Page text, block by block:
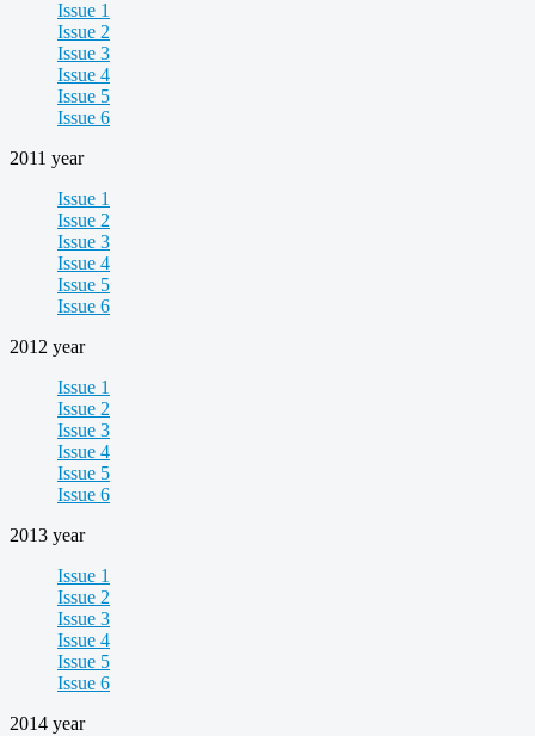
Issue 1
Issue 2
Issue 3
Issue 4
Issue 5
Issue 6
2011 year
Issue 1
Issue 2
Issue 3
Issue 4
Issue 5
Issue 6
2012 year
Issue 1
Issue 2
Issue 3
Issue 4
Issue 5
Issue 6
2013 year
Issue 1
Issue 2
Issue 3
Issue 4
Issue 5
Issue 6
2014 year